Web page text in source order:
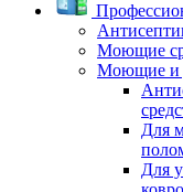
Моющие
Моющие и
Для
Для